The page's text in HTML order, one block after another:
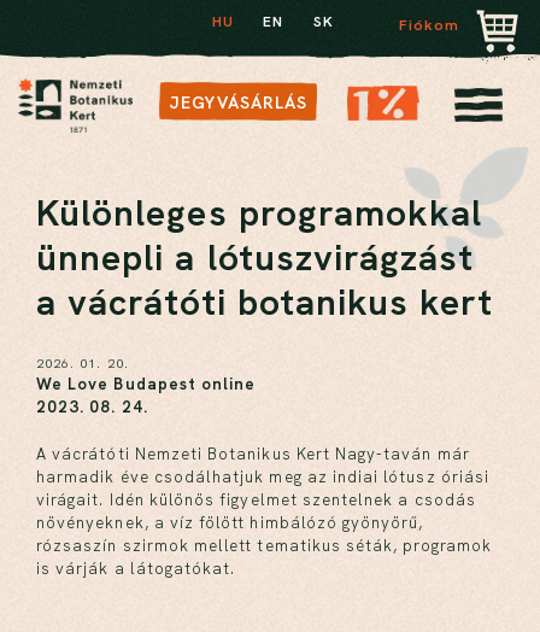
HU EN SK Fiókom
JEGYVÁSÁRLÁS
Különleges programokkal
ünnepli a lótuszvirágzást
a vácrátóti botanikus kert
2026. 01. 20.
We Love Budapest online
2023. 08. 24.
A vácrátóti Nemzeti Botanikus Kert Nagy-taván már
harmadik éve csodálhatjuk meg az indiai lótusz óriási
virágait. Idén különös figyelmet szentelnek a csodás
növényeknek, a víz fölött himbálózó gyönyörű,
rózsaszín szirmok mellett tematikus séták, programok
is várják a látogatókat.